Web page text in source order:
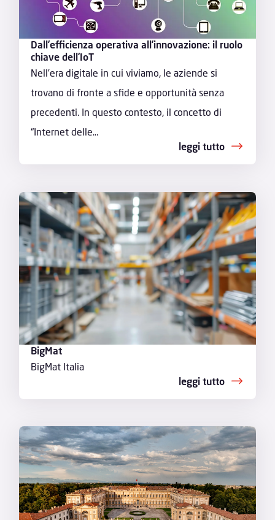
Dall’efficienza operativa all’innovazione: il ruolo
chiave dell’IoT
Nell’era digitale in cui viviamo, le aziende si
trovano di fronte a sfide e opportunità senza
precedenti. In questo contesto, il concetto di
“Internet delle...
leggi tutto
BigMat
BigMat Italia
leggi tutto